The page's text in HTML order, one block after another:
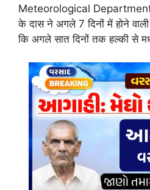
Meteorological Department
के दास ने अगले 7 दिनों में होने
कि अगले सात दिनों तक हल्की से